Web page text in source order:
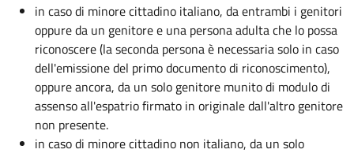
in caso di minore cittadino italiano, da entrambi i genitori
oppure da un genitore e una persona adulta che lo possa
riconoscere (la seconda persona è necessaria solo in caso
dell'emissione del primo documento di riconoscimento),
oppure ancora, da un solo genitore munito di modulo di
assenso all'espatrio firmato in originale dall'altro genitore
non presente.
in caso di minore cittadino non italiano, da un solo